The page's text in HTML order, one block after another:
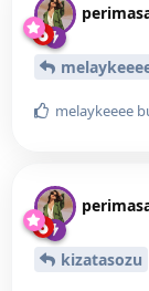
melaykeeee
kizatasozu